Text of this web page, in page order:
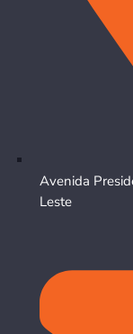
Avenida
Leste